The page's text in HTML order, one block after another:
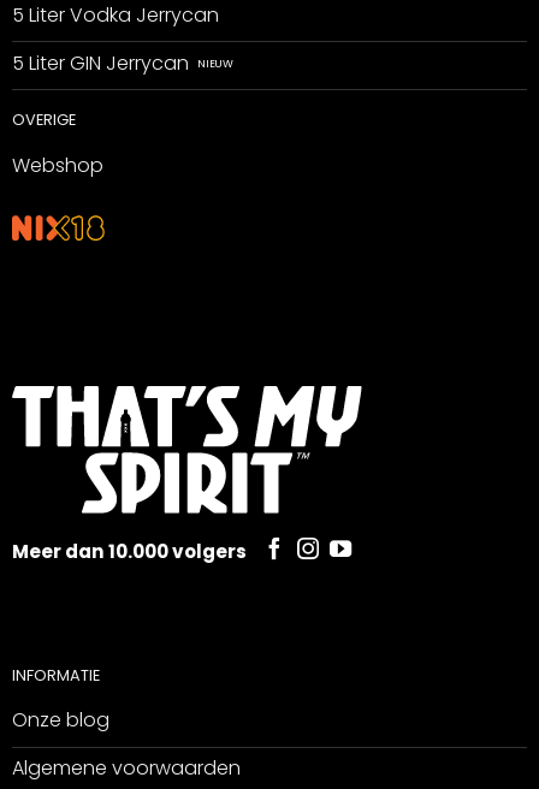
5 Liter Vodka Jerrycan
5 Liter GIN Jerrycan
OVERIGE
Webshop
Meer dan 10.000 volgers
INFORMATIE
Onze blog
Algemene voorwaarden